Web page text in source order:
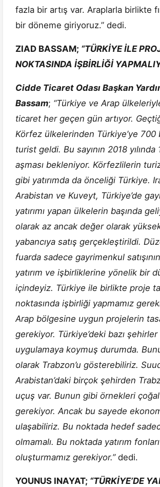
fazla bir artış var. Araplarla birlikte
bir döneme giriyoruz.” dedi.
ZIAD BASSAM; “TÜRKİYE İLE
NOKTASINDA İŞBİRLİĞİ
Cidde Ticaret Odası Başkan
Bassam; “Türkiye ve Arap
ticaret her geçen gün artıyor.
Körfez ülkelerinden Türkiye’ye 700
turist geldi. Bu sayının 2018
aşması bekleniyor. Körfezlilerin
gibi yatırımda da önceliği Türkiye.
Arabistan ve Kuveyt, Türkiye’de
yatırımı yapan ülkelerin başında
olarak az ancak değer olarak
yabancıya satış gerçekleştirildi.
fuarda sadece gayrimenkul satışının
yatırım ve işbirliklerine yönelik bir
içindeyiz. Türkiye ile birlikte proje
noktasında işbirliği yapmamız
Arap bölgesine uygun projelerin
gerekiyor. Türkiye’deki bazı
uygulamaya koymuş durumda.
olarak Trabzon’u gösterebiliriz.
Arabistan’daki birçok şehirden
uçuş var. Bunun gibi örnekleri
gerekiyor. Ancak bu sayede
ulaşabiliriz. Bu noktada hedef
olmamalı. Bu noktada yatırım fonları
oluşturmamız gerekiyor.”dedi.
YOUNUS INAYAT; “TÜRKİYE’DE